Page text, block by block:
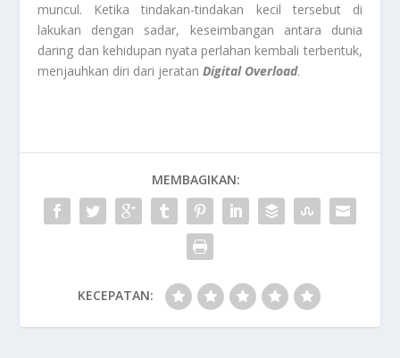
muncul. Ketika tindakan-tindakan kecil tersebut di
lakukan dengan sadar, keseimbangan antara dunia
daring dan kehidupan nyata perlahan kembali terbentuk,
menjauhkan diri dari jeratanDigital Overload.
MEMBAGIKAN:
KECEPATAN: